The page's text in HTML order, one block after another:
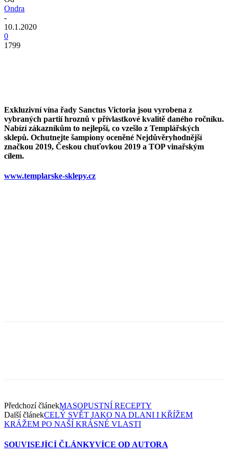
Ondra
-
10.1.2020
0
1799
Exkluzivní vína řady Sanctus Victoria jsou vyrobena z
vybraných partií hroznů v přívlastkové kvalitě daného ročníku.
Nabízí zákazníkům to nejlepší, co vzešlo z Templářských
sklepů. Ochutnejte šampiony oceněné Nejdůvěryhodnější
značkou 2019, Českou chuťovkou 2019 a TOP vinařským
cílem.
www.templarske-sklepy.cz
Předchozí článekMASOPUSTNÍ RECEPTY
Další článekCELÝ SVĚT JAKO NA DLANI I KŘÍŽEM
KRÁŽEM PO NAŠÍ KRÁSNÉ VLASTI
SOUVISEJÍCÍ ČLÁNKYVÍCE OD AUTORA